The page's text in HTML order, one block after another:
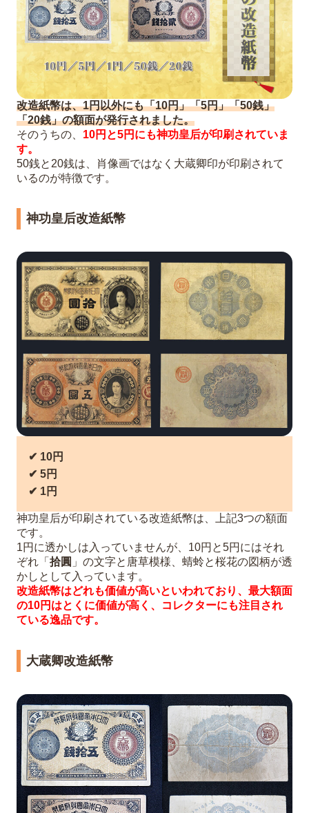
改造紙幣は、1円以外にも「10円」「5円」「50銭」
「20銭」の額面が発行されました。
そのうちの、 10円と5円にも神功皇后が印刷されていま
す。
50銭と20銭は、肖像画ではなく大蔵卿印が印刷されて
いるのが特徴です。
神功皇后改造紙幣
✔︎ 10円
✔︎ 5円
✔︎ 1円
神功皇后が印刷されている改造紙幣は、上記3つの額面
です。
1円に透かしは入っていませんが、10円と5円にはそれ
ぞれ「 拾圓 」の文字と唐草模様、蜻蛉と桜花の図柄が透
かしとして入っています。
改造紙幣はどれも価値が高いといわれており、最大額面
の10円はとくに価値が高く、コレクターにも注目され
ている逸品です。
大蔵卿改造紙幣